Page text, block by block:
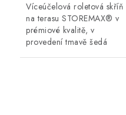
Víceúčelová roletová skříň
na terasu STOREMAX® v
prémiové kvalitě, v
provedení tmavě šedá